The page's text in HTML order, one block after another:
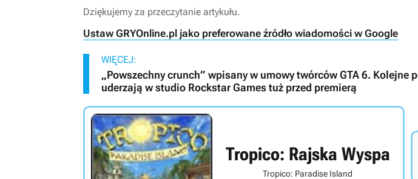
Dziękujemy za przeczytanie artykułu.
Ustaw GRYOnline.pl jako preferowane źródło wiadomości w Google
WIĘCEJ:
„Powszechny crunch” wpisany w umowy twórców GTA 6. Kolejne
uderzają w studio Rockstar Games tuż przed premierą
Tropico: Rajska Wyspa
Tropico: Paradise Island